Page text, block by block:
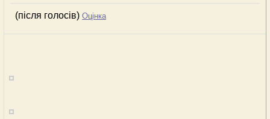
(після голосів) Оцінка